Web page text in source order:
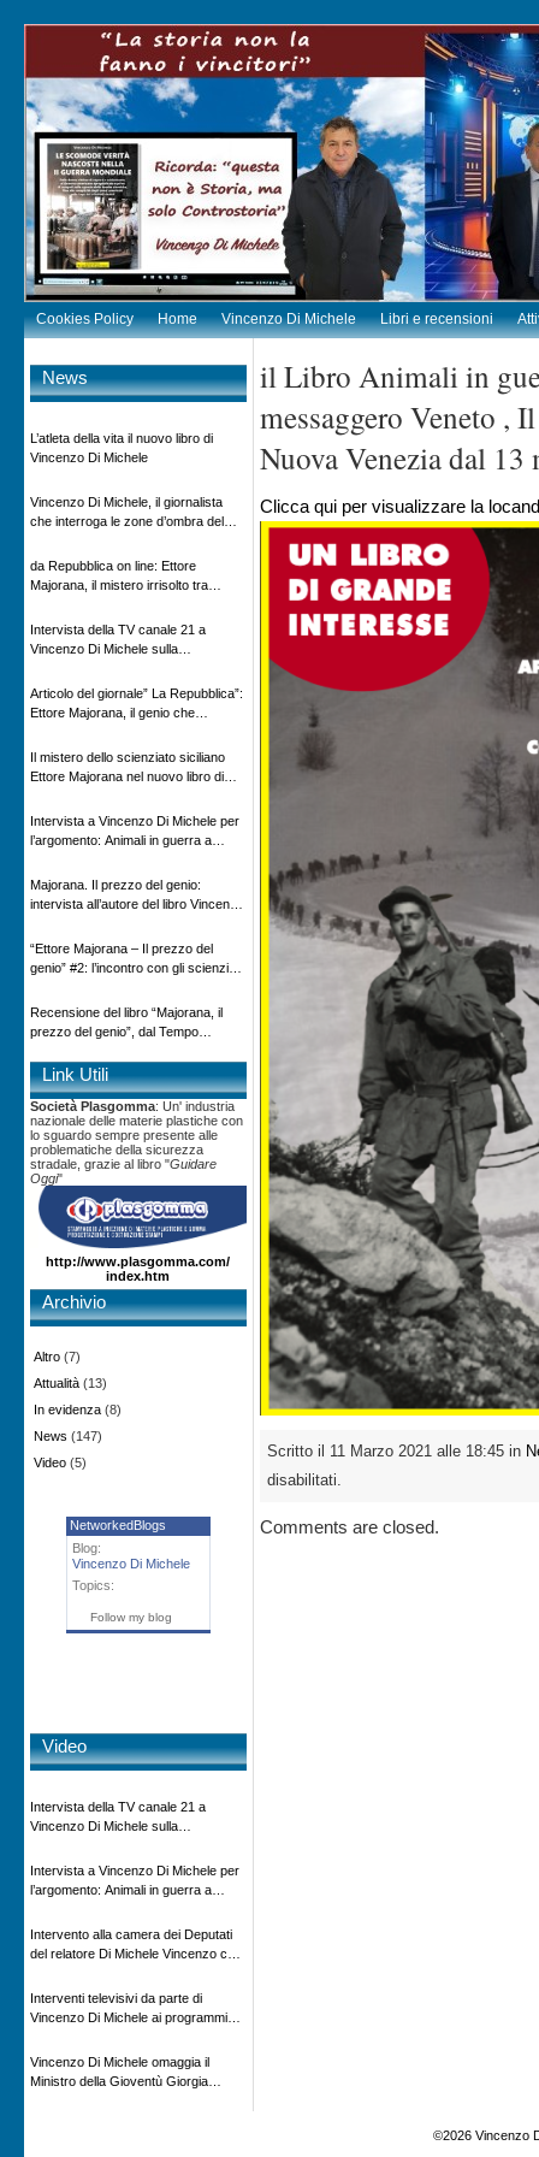
Cookies Policy Home Vincenzo Di Michele Libri e recensioni
News
L’atleta della vita il nuovo libro di
Vincenzo Di Michele
Vincenzo Di Michele, il giornalista
che interroga le zone d’ombra del
da Repubblica on line: Ettore
Majorana, il mistero irrisolto tra
Intervista della TV canale 21 a
Vincenzo Di Michele sulla
Articolo del giornale” La Repubblica”:
Ettore Majorana, il genio che
Il mistero dello scienziato siciliano
Ettore Majorana nel nuovo libro di
Adnkronos
Intervista a Vincenzo Di Michele per
l’argomento: Animali in guerra a
in onda su Espansione TV
Majorana. Il prezzo del genio:
intervista all’autore del libro Vincenzo
“Ettore Majorana ‒ Il prezzo del
genio” #2: l’incontro con gli scienziati
Recensione del libro “Majorana, il
prezzo del genio”, dal Tempo
Link Utili
Società Plasgomma: Un' industria
nazionale delle materie plastiche con
lo sguardo sempre presente alle
problematiche della sicurezza
stradale, grazie al libro "Guidare
Oggi"
http://www.plasgomma.com/
index.htm
Archivio
Altro (7)
Attualità (13)
In evidenza (8)
News (147)
Video (5)
NetworkedBlogs
Blog:
Vincenzo Di Michele
Topics:
Follow my blog
Video
Intervista della TV canale 21 a
Vincenzo Di Michele sulla
Intervista a Vincenzo Di Michele per
l’argomento: Animali in guerra a
in onda su Espansione TV
Intervento alla camera dei Deputati
del relatore Di Michele Vincenzo con
impatto ambientale e problematiche
sui veicoli storici e trattori d’epoca
Interventi televisivi da parte di
Vincenzo Di Michele ai programmi
rivisitazione della storia
Vincenzo Di Michele omaggia il
Ministro della Gioventù Giorgia
il Libro Animali in
messaggero Veneto ,
Nuova Venezia dal 13
Clicca qui per visualizzare la
Scritto il 11 Marzo 2021 alle 18:45 in
disabilitati.
Comments are closed.
©2026 Vincenzo